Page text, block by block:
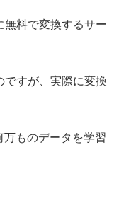
料で変換するサー
ですが、実際に変換
ものデータを学習